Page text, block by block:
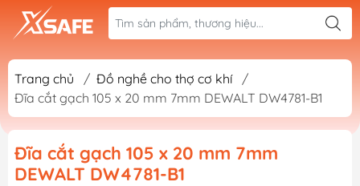
Trang chủ / Đồ nghề cho thợ cơ khí
/
Đĩa cắt gạch 105 x 20 mm 7mm DEWALT DW4781-B1
Đĩa cắt gạch 105 x 20 mm 7mm
DEWALT DW4781-B1